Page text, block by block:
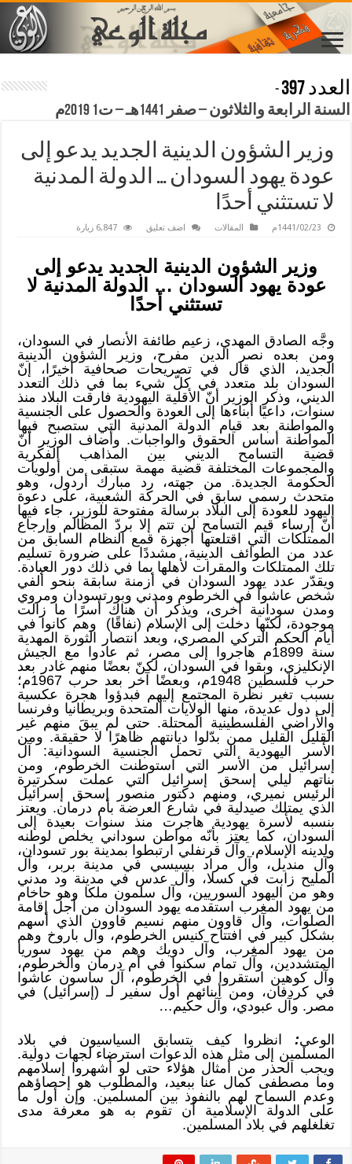
العدد 397
-
السنة الرابعة والثلاثون – صفر 1441هـ – ت1 2019م
وزير الشؤون الدينية الجديد يدعو إلى
عودة يهود السودان … الدولة المدنية
لا تستثني أحدًا
1441/02/23م المقالات اضف تعليق 6,847 زيارة
وزير الشؤون الدينية الجديد يدعو إلى
عودة يهود السودان … الدولة المدنية لا
تستثني أحدًا
وجَّه الصادق المهدي، زعيم طائفة الأنصار في السودان،
ومن بعده نصر الدين مفرح، وزير الشؤون الدينية
الجديد، الذي قال في تصريحات صحافية أخيرًا، إنّ
السودان بلد متعدد في كلّ شيء بما في ذلك التعدد
الديني، وذكر الوزير أنّ الأقلية اليهودية فارقت البلاد منذ
سنوات، داعيًا أبناءها إلى العودة والحصول على الجنسية
والمواطنة بعد قيام الدولة المدنية التي ستصبح فيها
المواطنة أساس الحقوق والواجبات. وأضاف الوزير أنّ
قضية التسامح الديني بين المذاهب الفكرية
والمجموعات المختلفة قضية مهمة ستبقى من أولويات
الحكومة الجديدة. من جهته، رد مبارك أردول، وهو
متحدث رسمي سابق في الحركة الشعبية، على دعوة
اليهود للعودة إلى البلاد برسالة مفتوحة للوزير، جاء فيها
أنّ إرساء قيم التسامح لن تتم إلا بردّ المظالم وإرجاع
الممتلكات التي اقتلعتها أجهزة قمع النظام السابق من
عدد من الطوائف الدينية، مشددًا على ضرورة تسليم
تلك الممتلكات والمقرات لأهلها بما في ذلك دور العبادة.
ويقدّر عدد يهود السودان في أزمنة سابقة بنحو ألفي
شخص عاشوا في الخرطوم ومدني وبورتسودان ومروي
ومدن سودانية أخرى، ويذكر أن هناك أسرًا ما زالت
موجودة، لكنّها دخلت إلى الإسلام (نفاقًا) وهم كانوا في
أيام الحكم التركي المصري، وبعد انتصار الثورة المهدية
سنة 1899م هاجروا إلى مصر، ثم عادوا مع الجيش
الإنكليزي، وبقوا في السودان، لكنّ بعضًا منهم غادر بعد
حرب فلسطين 1948م، وبعضًا آخر بعد حرب 1967م؛
بسبب تغير نظرة المجتمع إليهم فبدؤوا هجرة عكسية
إلى دول عديدة، منها الولايات المتحدة وبريطانيا وفرنسا
والأراضي الفلسطينية المحتلة. حتى لم يبقَ منهم غير
القليل القليل ممن بدّلوا ديانتهم ظاهرًا لا حقيقة. ومن
الأسر اليهودية التي تحمل الجنسية السودانية: آل
إسرائيل من الأسر التي استوطنت الخرطوم، ومن
بناتهم ليلي إسحق إسرائيل التي عملت سكرتيرة
الرئيس نميري، ومنهم دكتور منصور إسحق إسرائيل
الذي يمتلك صيدلية في شارع العرضة بأم درمان. ويعتز
بنسبه لأسرة يهودية هاجرت منذ سنوات بعيدة إلى
السودان، كما يعتز بأنّه مواطن سوداني يخلص لوطنه
ولدينه الإسلام، وآل قرنفلي ارتبطوا بمدينة بور تسودان،
وآل منديل، وآل مراد بسيسي في مدينة بربر، وآل
المليح زابت في كسلا، وآل عدس في مدينة ود مدني
وهو من اليهود السوريين، وآل سلمون ملكا وهو حاخام
من يهود المغرب استقدمه يهود السودان من أجل إقامة
الصلوات، وآل قاوون منهم نسيم قاوون الذي أسهم
بشكل كبير في افتتاح كنيس الخرطوم، وآل باروخ وهم
من يهود المغرب، وآل دويك وهم من يهود سوريا
المتشددين، وآل تمام سكنوا في أم درمان والخرطوم،
وآل كوهين استقروا في الخرطوم، آل ساسون عاشوا
في كردفان، ومن أبنائهم أول سفير لـ (إسرائيل) في
مصر. وآل عبودي، وآل حكيم…
الوعي: انظروا كيف يتسابق السياسيون في بلاد
المسلمين إلى مثل هذه الدعوات استرضاء لجهات دولية.
ويجب الحذر من أمثال هؤلاء حتى لو أشهروا إسلامهم
وما مصطفى كمال عنا ببعيد، والمطلوب هو إحصاؤهم
وعدم السماح لهم بالنفوذ بين المسلمين. وإن أول ما
على الدولة الإسلامية أن تقوم به هو معرفة مدى
تغلغلهم في بلاد المسلمين.